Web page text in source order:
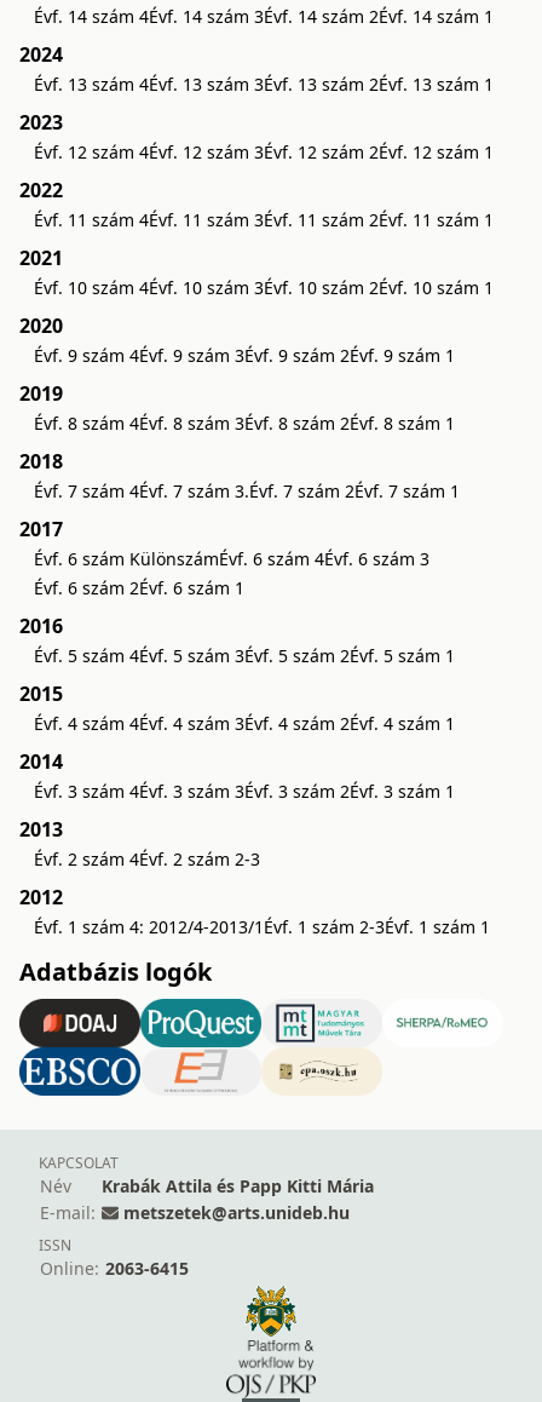
Évf. 14 szám 4Évf. 14 szám 3Évf. 14 szám 2Évf. 14 szám 1
2024
Évf. 13 szám 4Évf. 13 szám 3Évf. 13 szám 2Évf. 13 szám 1
2023
Évf. 12 szám 4Évf. 12 szám 3Évf. 12 szám 2Évf. 12 szám 1
2022
Évf. 11 szám 4Évf. 11 szám 3Évf. 11 szám 2Évf. 11 szám 1
2021
Évf. 10 szám 4Évf. 10 szám 3Évf. 10 szám 2Évf. 10 szám 1
2020
Évf. 9 szám 4Évf. 9 szám 3Évf. 9 szám 2Évf. 9 szám 1
2019
Évf. 8 szám 4Évf. 8 szám 3Évf. 8 szám 2Évf. 8 szám 1
2018
Évf. 7 szám 4Évf. 7 szám 3.Évf. 7 szám 2Évf. 7 szám 1
2017
Évf. 6 szám KülönszámÉvf. 6 szám 4Évf. 6 szám 3
Évf. 6 szám 2Évf. 6 szám 1
2016
Évf. 5 szám 4Évf. 5 szám 3Évf. 5 szám 2Évf. 5 szám 1
2015
Évf. 4 szám 4Évf. 4 szám 3Évf. 4 szám 2Évf. 4 szám 1
2014
Évf. 3 szám 4Évf. 3 szám 3Évf. 3 szám 2Évf. 3 szám 1
2013
Évf. 2 szám 4Évf. 2 szám 2-3
2012
Évf. 1 szám 4: 2012/4-2013/1 Évf. 1 szám 2-3Évf. 1 szám 1
Adatbázis logók
KAPCSOLAT
Név
Krabák Attila és Papp Kitti Mária
E-mail:
metszetek@arts.unideb.hu
ISSN
Online: 2063-6415